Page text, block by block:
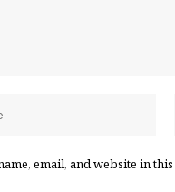
email, and website in